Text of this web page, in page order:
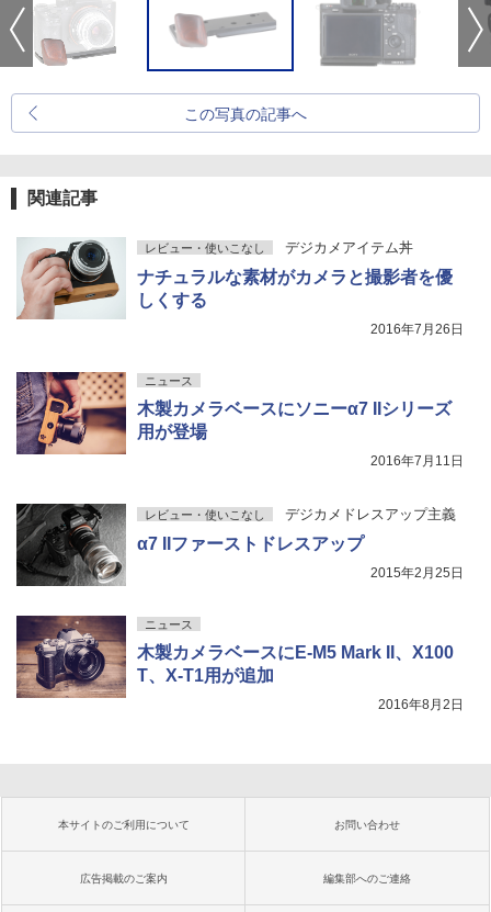
この写真の記事へ
関連記事
レビュー・使いこなし デジカメアイテム丼
ナチュラルな素材がカメラと撮影者を優
しくする
2016年7月26日
ニュース
木製カメラベースにソニーα7 IIシリーズ
用が登場
2016年7月11日
レビュー・使いこなし デジカメドレスアップ主義
α7 IIファーストドレスアップ
2015年2月25日
ニュース
木製カメラベースにE-M5 Mark II、X100
T、X-T1用が追加
2016年8月2日
本サイトのご利用について お問い合わせ
広告掲載のご案内 編集部へのご連絡